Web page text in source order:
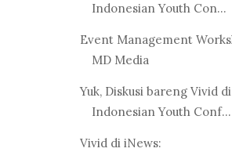
Indonesian Youth Con...
Event Management
MD Media
Yuk, Diskusi bareng Vivid di
Indonesian Youth Conf...
Vivid di iNews: